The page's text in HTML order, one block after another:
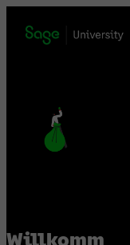
content
Willkomm